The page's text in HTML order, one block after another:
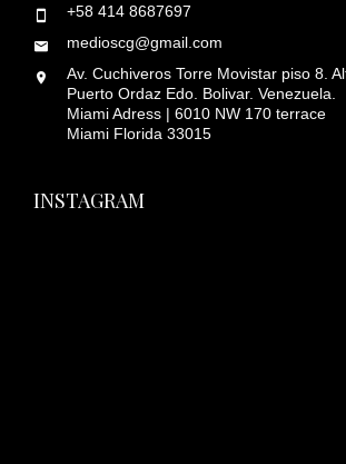
+58 414 8687697
medioscg@gmail.com
Av. Cuchiveros Torre Movistar piso 8.
Puerto Ordaz Edo. Bolivar. Venezuela.
Miami Adress | 6010 NW 170 terrace
Miami Florida 33015
INSTAGRAM